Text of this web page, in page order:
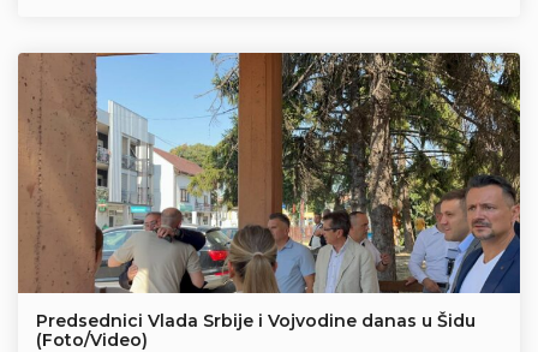
Predsednici Vlada Srbije i Vojvodine danas u Šidu
(Foto/Video)